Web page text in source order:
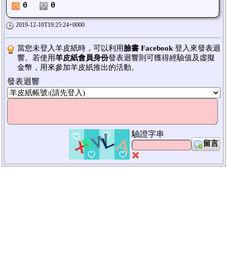
0
0
2019-12-10T19:25:24+0000
當您未登入羊皮紙時，可以利用臉書 Facebook 登入來發表迴
響。若使用羊皮紙會員身份發表迴響則可獲得經驗值及虛擬
金幣，用來參加羊皮紙推出的活動。
發表迴響
驗證字串
留言